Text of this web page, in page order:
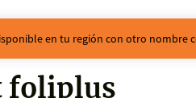
en tu región con otro nombre
foliplus